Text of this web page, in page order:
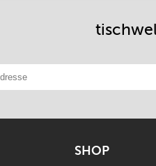
eintragen
SHOP